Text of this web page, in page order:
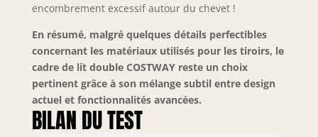
encombrement excessif autour du chevet !
En résumé, malgré quelques détails perfectibles
concernant les matériaux utilisés pour les tiroirs, le
cadre de lit double COSTWAY reste un choix
pertinent grâce à son mélange subtil entre design
actuel et fonctionnalités avancées.
BILAN DU TEST